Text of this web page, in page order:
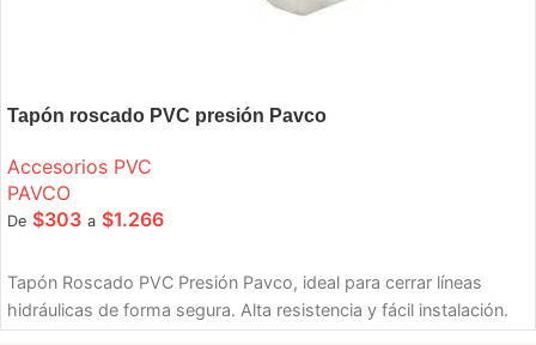
Tapón roscado PVC presión Pavco
Accesorios PVC
PAVCO
De $303 a $1.266
Tapón Roscado PVC Presión Pavco, ideal para cerrar líneas
hidráulicas de forma segura. Alta resistencia y fácil instalación.